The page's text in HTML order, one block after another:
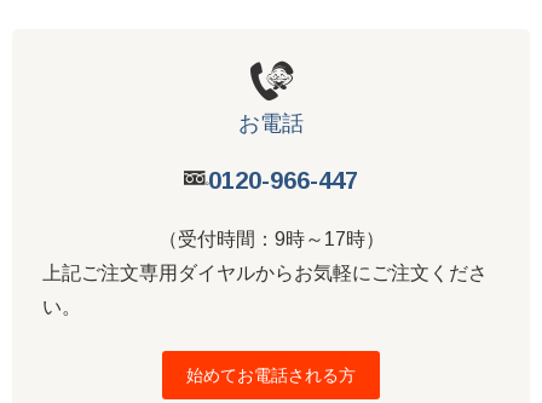
お電話
0120-966-447
（受付時間：9時～17時）
上記ご注文専用ダイヤルからお気軽にご注文くださ
い。
始めてお電話される方